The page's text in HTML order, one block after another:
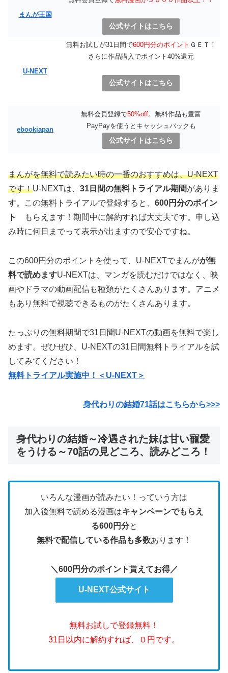
まんが王国
公式サイトはこちら
U-NEXT
無料お試しが31日間で600円分のポイント ＧＥＴ！
さらに作品購入でポイント40%還元
公式サイトはこちら
ebookjapan
無料会員登録で50%off。無料作品も豊富
PayPayを使うとキャッシュバックも
公式サイトはこちら
まんがを無料で読みたい時の一番のおすすめは、U-NEXT
です！U-NEXTは、 31日間の無料トライアル期間がありま
す。この無料トライアルで登録すると、 600円分のポイン
ト
もらえます！期間中に解約すれば大丈夫です。申し込
み時に何日までって表示が出ますので安心ですね。
この600円分のポイントを使って、U-NEXTでまんがが無
料で読めますU-NEXTは、マンガを読むだけではなく、映
画やドラマの動画配信も種類がたくさんあります。アニメ
もあり無料で視聴できるものがたくさんあります。
たっぷりの無料期間で31日間U-NEXTの動画を無料で楽し
めます。ぜひぜひ、U-NEXTの31日間無料トライアルを試
してみてください！
無料トライアル実施中！＜U-NEXT＞
身代わりの結婚71話はこちらから>>>
身代わりの結婚～冷遇された妹は甘い寵愛
をうける～70話の見どころ、読みどころ！
いろんな漫画が読みたい！っていう方は
加入後無料で読める漫画はキャンペーンでもらえ
る600円分と
無料で配信している作品も多数あります！
＼600円分のポイント貰えてお得／
U-NEXT公式サイト
無料お試しで登録無料！
31日以内に解約すれば、０円です。